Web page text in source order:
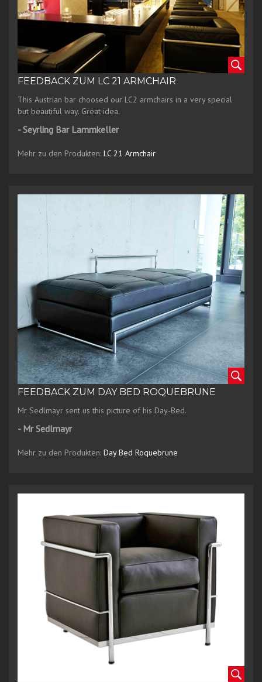
FEEDBACK ZUM LC 21 ARMCHAIR
This Austrian bar choosed our LC2 armchairs in a very special
but beautiful way. Great idea.
- Seyrling Bar Lammkeller
Mehr zu den Produkten: LC 21 Armchair
FEEDBACK ZUM DAY BED ROQUEBRUNE
Mr Sedlmayr sent us this picture of his Day-Bed.
- Mr Sedlmayr
Mehr zu den Produkten: Day Bed Roquebrune